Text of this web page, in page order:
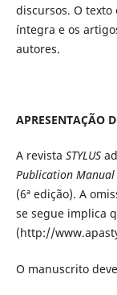
discursos. O
íntegra e os
autores.
APRESENTAÇÃO
A revista STYLUS
Publication Manual
(6ª edição). A
se segue implica
(http://
O manuscrito